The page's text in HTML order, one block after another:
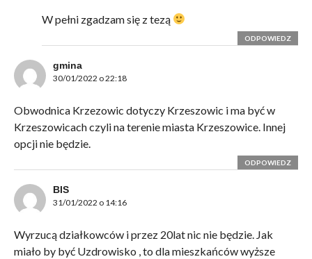
W pełni zgadzam się z tezą
ODPOWIEDZ
gmina
30/01/2022 o 22:18
Obwodnica Krzezowic dotyczy Krzeszowic i ma być w
Krzeszowicach czyli na terenie miasta Krzeszowice. Innej
opcji nie będzie.
ODPOWIEDZ
BIS
31/01/2022 o 14:16
Wyrzucą działkowców i przez 20lat nic nie będzie. Jak
miało by być Uzdrowisko , to dla mieszkańców wyższe